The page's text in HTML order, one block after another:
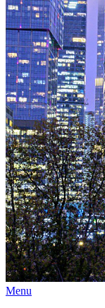
Menu